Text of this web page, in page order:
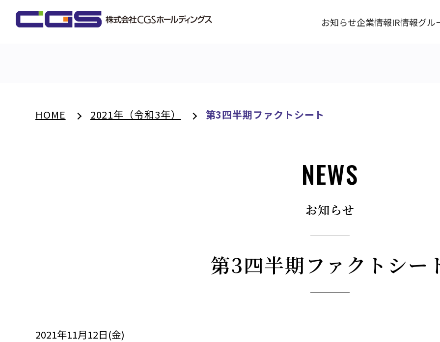
お知らせ企業情報IR情報グル
HOME 2021年（令和3年） 第3四半期ファクトシート
NEWS
お知らせ
第3四半期ファクトシー
2021年11月12日(金)